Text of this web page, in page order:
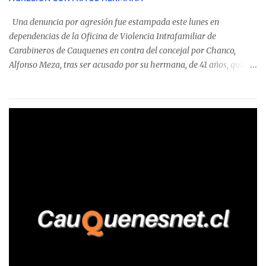
detectaron incumplimientos a la normativa vigente. El informe
precisa que la mayor cantidad de dinero apostado se registró en
Talca, donde...
Una denuncia por agresión fue estampada este lunes en
dependencias de la Oficina de Violencia Intrafamiliar de
Carabineros de Cauquenes en contra del concejal por Chanco,
Alfonso Meza, tras ser acusado por su hermana, de 41 años, quien
relató que los hechos ocurrieron cerca de las 11:30 horas en el
trabajadores, el edil descendió del vehículo y, en medio de la
confrontación, la habría tomado de los hombros, empujado al
suelo y agredido con golpes de pies y manos, mientr...